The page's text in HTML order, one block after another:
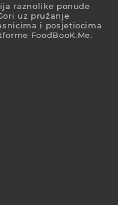
raznolike ponude
uz pružanje
i posjetiocima
FoodBooK.Me.